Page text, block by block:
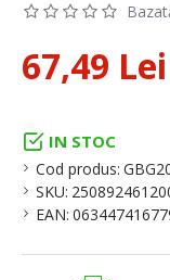
IN STOC
Cod produs:
SKU:
EAN:
67,49 Lei